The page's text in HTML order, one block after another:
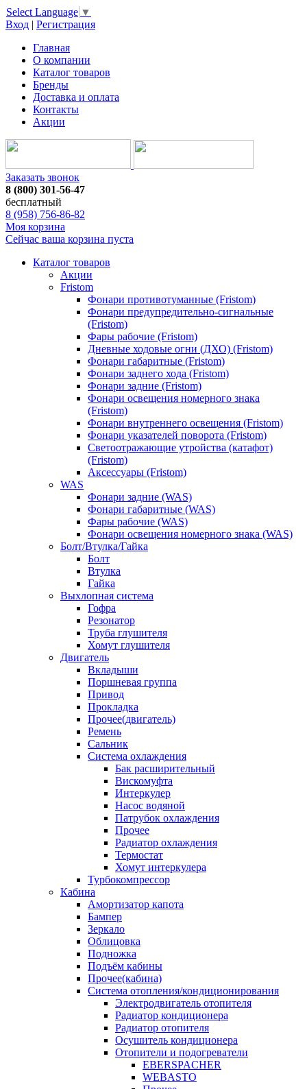
Select Language ▼
Вход | Регистрация
Главная
О компании
Каталог товаров
Бренды
Доставка и оплата
Контакты
Акции
Заказать звонок
8 (800) 301-56-47
бесплатный
8 (958) 756-86-82
Моя корзина
Сейчас ваша корзина пуста
Каталог товаров
Акции
Fristom
Фонари противотуманные (Fristom)
Фонари предупредительно-сигнальные
(Fristom)
Фары рабочие (Fristom)
Дневные ходовые огни (ДХО) (Fristom)
Фонари габаритные (Fristom)
Фонари заднего хода (Fristom)
Фонари задние (Fristom)
Фонари освещения номерного знака
(Fristom)
Фонари внутреннего освещения (Fristom)
Фонари указателей поворота (Fristom)
Светоотражающие утройства (катафот)
(Fristom)
Аксессуары (Fristom)
WAS
Фонари задние (WAS)
Фонари габаритные (WAS)
Фары рабочие (WAS)
Фонари освещения номерного знака (WAS)
Болт/Втулка/Гайка
Болт
Втулка
Гайка
Выхлопная система
Гофра
Резонатор
Труба глушителя
Хомут глушителя
Двигатель
Вкладыши
Поршневая группа
Привод
Прокладка
Прочее(двигатель)
Ремень
Сальник
Система охлаждения
Бак расширительный
Вискомуфта
Интеркулер
Насос водяной
Патрубок охлаждения
Прочее
Радиатор охлаждения
Термостат
Хомут интеркулера
Турбокомпрессор
Кабина
Амортизатор капота
Бампер
Зеркало
Облицовка
Подножка
Подъём кабины
Прочее(кабина)
Система отопления/кондиционирования
Электродвигатель отопителя
Радиатор кондиционера
Радиатор отопителя
Осушитель кондиционера
Отопители и подогреватели
EBERSPACHER
WEBASTO